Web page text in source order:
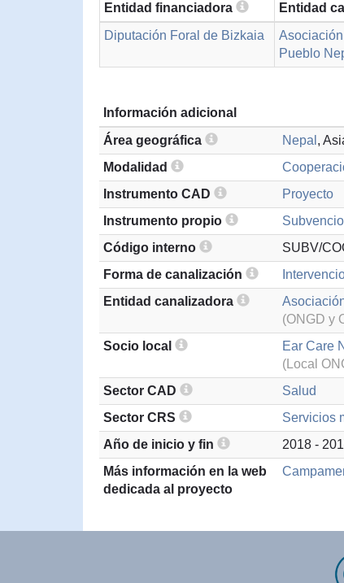
Entidad financiadora Entidad
Diputación Foral de Bizkaia
Pueblo
Información adicional
Área geográfica
Nepal ,
Modalidad
Instrumento CAD
Proyecto
Instrumento propio
Código interno
SUBV/
Forma de canalización
Entidad canalizadora
(ONGD y
Socio local
Ear Care
(Local
Sector CAD
Salud
Sector CRS
Servicios
Año de inicio y fin
2018 -
Más información en la web
dedicada al proyecto